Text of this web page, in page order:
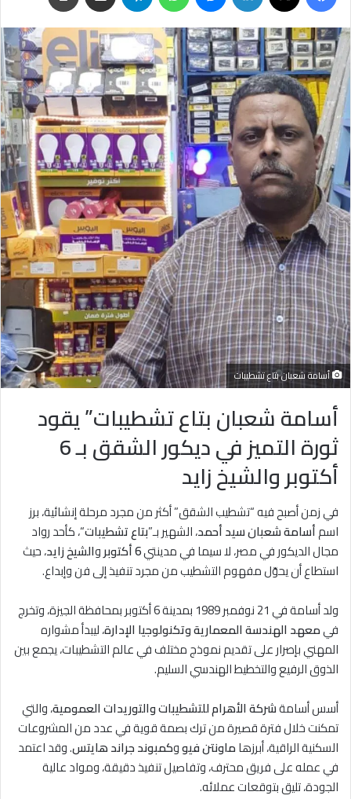
أسامة شعبان بتاع تشطيبات
أسامة شعبان بتاع تشطيبات” يقود
ثورة التميز في ديكور الشقق بـ 6
أكتوبر والشيخ زايد
في زمن أصبح فيه “تشطيب الشقق” أكثر من مجرد مرحلة إنشائية، برز
اسمأسامة شعبان سيد أحمد، الشهير بـ”بتاع تشطيبات“، كأحد رواد
مجال الديكور في مصر، لا سيما في مدينتي6 أكتوبر والشيخ زايد، حيث
استطاع أن يحوّل مفهوم التشطيب من مجرد تنفيذ إلى فن وإبداع.
ولد أسامة في 21 نوفمبر 1989 بمدينة 6 أكتوبر بمحافظة الجيزة، وتخرج
فيمعهد الهندسة المعمارية وتكنولوجيا الإدارة، ليبدأ مشواره
المهني بإصرار على تقديم نموذج مختلف في عالم التشطيبات، يجمع بين
الذوق الرفيع والتخطيط الهندسي السليم.
أسس أسامةشركة الأهرام للتشطيبات والتوريدات العمومية، والتي
تمكنت خلال فترة قصيرة من ترك بصمة قوية في عدد من المشروعات
السكنية الراقية، أبرزهاماونتن فيووكمبوند جراند هايتس. وقد اعتمد
في عمله على فريق محترف، وتفاصيل تنفيذ دقيقة، ومواد عالية
الجودة، تليق بتوقعات عملائه.